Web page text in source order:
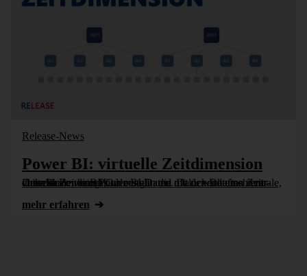
Release-News
Power BI: virtuelle Zeitdimension
DeltaMaster bringt Ordnung in die oft lücken­haften Zeit­dimen­sionen von Power-BI-Daten. Dazu wird eine zentrale, virtuelle Zeit­dimen­sion erstellt und mit den Datums­hierar­chien in Power BI [...]
mehr erfahren